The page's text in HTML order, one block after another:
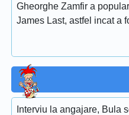
Gheorghe Zamfir a
James Last, astfel incat a
Interviu la angajare, Bula